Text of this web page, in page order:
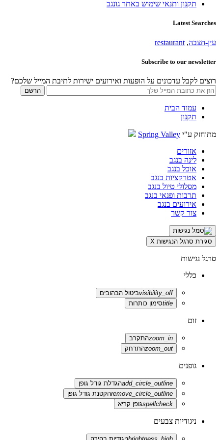
תקנון ותנאי שימוש באתר גונגב
Latest Searches
עין-חצבה,
restaurant
Subscribe to our newsletter
רוצים לקבל עדכונים על הופעות ואירועים ישירות לתיבת המייל שלכם?
עמוד הבית
תקנון
מתוחזק ע"י Spring Valley
אזורים
לינה בנגב
אוכל בנגב
אטרקציות בנגב
מסלולי טיול בנגב
תרבות ופנאי בנגב
אירועים בנגב
צור קשר
סגירת סרגל הנגישות X
סרגל נגישות
כללי
visibility_offביטול הבהובים
titleסימון כותרות
זום
zoom_inהתקרב
zoom_outהתרחק
גופנים
add_circle_outlineהגדלת גודל גופן
remove_circle_outlineהקטנת גודל גופן
spellcheckגופן קריא
ניגודיות צבעים